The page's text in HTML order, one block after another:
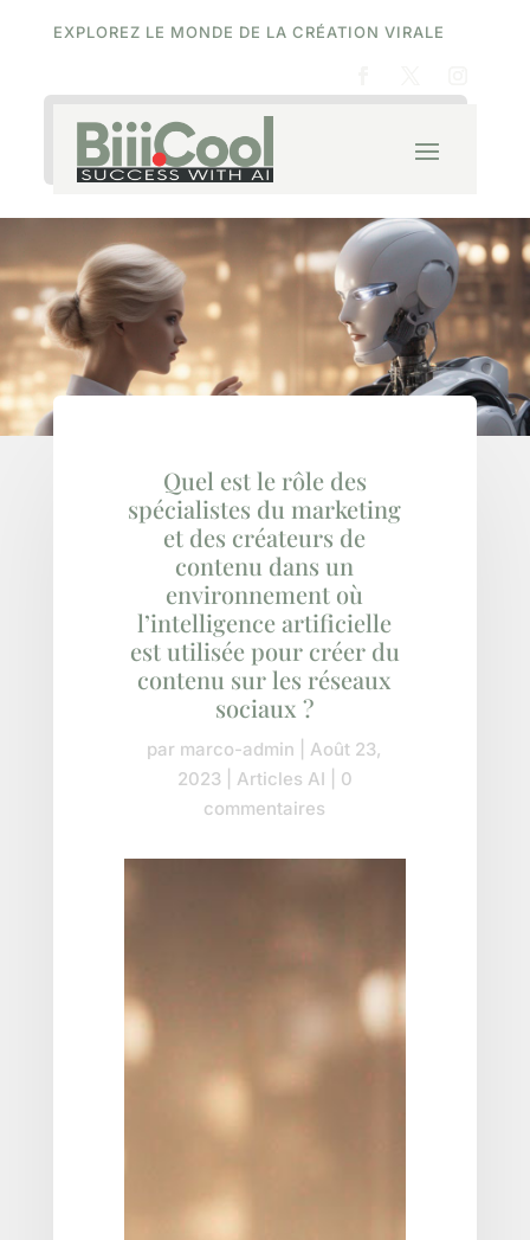
EXPLOREZ LE MONDE DE LA CRÉATION VIRALE
Quel est le rôle des
spécialistes du marketing
et des créateurs de
contenu dans un
environnement où
l’intelligence artificielle
est utilisée pour créer du
contenu sur les réseaux
sociaux ?
par marco-admin
Août 23,
2023| Articles AI
0
commentaires